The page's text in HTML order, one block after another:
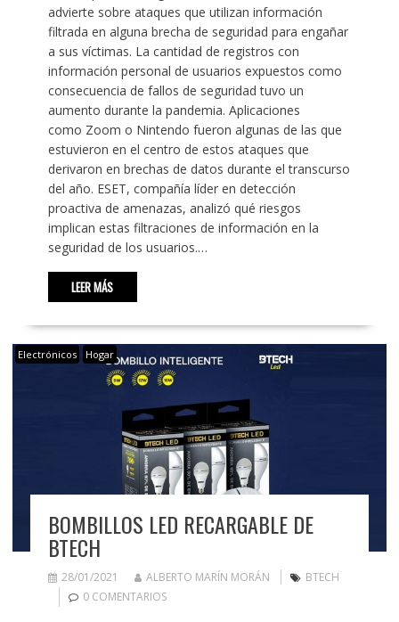
advierte sobre ataques que utilizan información
filtrada en alguna brecha de seguridad para engañar
a sus víctimas. La cantidad de registros con
información personal de usuarios expuestos como
consecuencia de fallos de seguridad tuvo un
aumento durante la pandemia. Aplicaciones
como Zoom o Nintendo fueron algunas de las que
estuvieron en el centro de estos ataques que
derivaron en brechas de datos durante el transcurso
del año. ESET, compañía líder en detección
proactiva de amenazas, analizó qué riesgos
implican estas filtraciones de información en la
seguridad de los usuarios.…
LEER MÁS
Electrónicos Hogar
BOMBILLOS LED RECARGABLE DE
BTECH
28/01/2021 ALBERTO MARÍN MORÁN
BTECH
0 COMENTARIOS